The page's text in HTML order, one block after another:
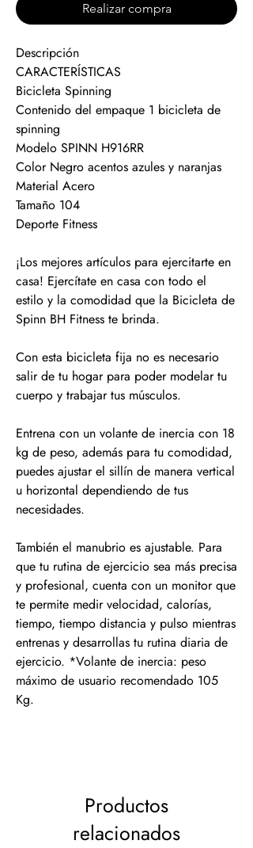
Realizar compra
Descripción
CARACTERÍSTICAS
Bicicleta Spinning
Contenido del empaque 1 bicicleta de
spinning
Modelo SPINN H916RR
Color Negro acentos azules y naranjas
Material Acero
Tamaño 104
Deporte Fitness
¡Los mejores artículos para ejercitarte en
casa! Ejercítate en casa con todo el
estilo y la comodidad que la Bicicleta de
Spinn BH Fitness te brinda.
Con esta bicicleta fija no es necesario
salir de tu hogar para poder modelar tu
cuerpo y trabajar tus músculos.
Entrena con un volante de inercia con 18
kg de peso, además para tu comodidad,
puedes ajustar el sillín de manera vertical
u horizontal dependiendo de tus
necesidades.
También el manubrio es ajustable. Para
que tu rutina de ejercicio sea más precisa
y profesional, cuenta con un monitor que
te permite medir velocidad, calorías,
tiempo, tiempo distancia y pulso mientras
entrenas y desarrollas tu rutina diaria de
ejercicio. *Volante de inercia: peso
máximo de usuario recomendado 105
Kg.
Productos
relacionados